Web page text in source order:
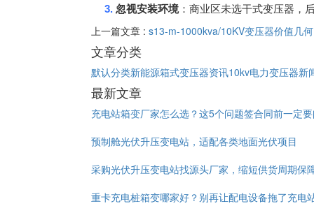
3. 忽视安装环境：商业区未选干式变压器，
上一篇文章 : s13-m-1000kva/10KV变压器价值几
文章分类
默认分类新能源箱式变压器资讯10kv电力变压器新
最新文章
充电站箱变厂家怎么选？这5个问题签合同前一定
预制舱光伏升压变电站，适配各类地面光伏项目
采购光伏升压变电站找源头厂家，缩短供货周期保
重卡充电桩箱变哪家好？别再让配电设备拖了充电